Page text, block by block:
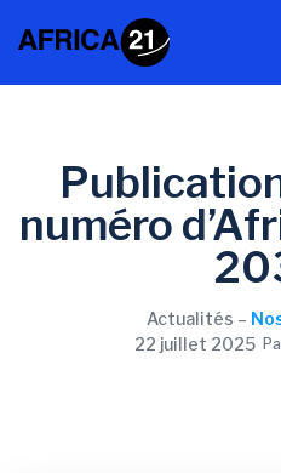
numéro
Actualités –
22 juillet 2025